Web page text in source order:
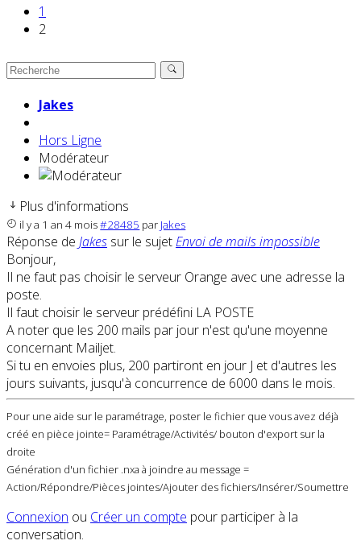
1
2
Jakes
Hors Ligne
Modérateur
Plus d'informations
il y a 1 an 4 mois#28485 par Jakes
Réponse de Jakes sur le sujetEnvoi de mails impossible
Bonjour,
Il ne faut pas choisir le serveur Orange avec une adresse la
poste.
Il faut choisir le serveur prédéfini LA POSTE
A noter que les 200 mails par jour n'est qu'une moyenne
concernant Mailjet.
Si tu en envoies plus, 200 partiront en jour J et d'autres les
jours suivants, jusqu'à concurrence de 6000 dans le mois.
Pour une aide sur le paramétrage, poster le fichier que vous avez déjà
créé en pièce jointe= Paramétrage/Activités/ bouton d'export sur la
droite
Génération d'un fichier .nxa à joindre au message =
Action/Répondre/Pièces jointes/Ajouter des fichiers/Insérer/Soumettre
Connexion ou Créer un compte pour participer à la
conversation.